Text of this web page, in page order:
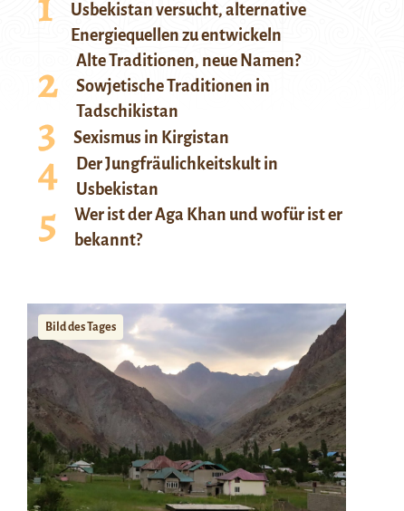
Usbekistan versucht, alternative
Energiequellen zu entwickeln
Alte Traditionen, neue Namen?
Sowjetische Traditionen in
Tadschikistan
Sexismus in Kirgistan
Der Jungfräulichkeitskult in
Usbekistan
Wer ist der Aga Khan und wofür ist er
bekannt?
Bild des Tages